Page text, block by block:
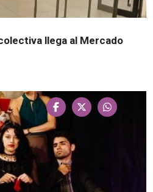
llega al Mercado